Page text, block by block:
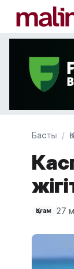
Басты
Қоғам 27